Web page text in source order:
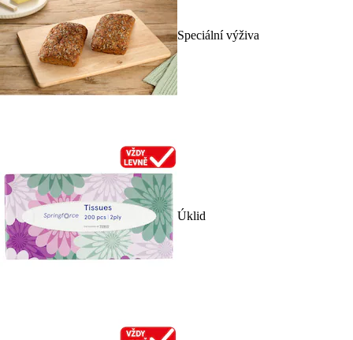
Speciální výživa
Úklid